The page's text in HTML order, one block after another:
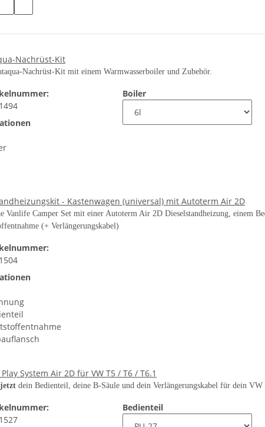
Nachrüst-Kit
Nachrüst-Kit mit einem Warmwasserboiler und Zubehör.
Boiler
- Kastenwagen (universal) mit Autoterm Air 2D
Vanlife Camper Set mit einer Autoterm Air 2D Dieselstandheizung, einem
(+ Verlängerungskabel)
System Air 2D für VW T5 / T6 / T6.1
jetzt dein Bedienteil, deine B-Säule und dein Verlängerungskabel für dein
Bedienteil